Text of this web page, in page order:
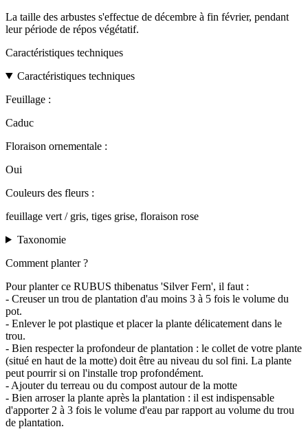
La taille des arbustes s'effectue de décembre à fin février, pendant
leur période de répos végétatif.
Caractéristiques techniques
Caractéristiques techniques
Feuillage :
Caduc
Floraison ornementale :
Oui
Couleurs des fleurs :
feuillage vert / gris, tiges grise, floraison rose
Taxonomie
Comment planter ?
Pour planter ce RUBUS thibenatus 'Silver Fern', il faut :
- Creuser un trou de plantation d'au moins 3 à 5 fois le volume du
pot.
- Enlever le pot plastique et placer la plante délicatement dans le
trou.
- Bien respecter la profondeur de plantation : le collet de votre plante
(situé en haut de la motte) doit être au niveau du sol fini. La plante
peut pourrir si on l'installe trop profondément.
- Ajouter du terreau ou du compost autour de la motte
- Bien arroser la plante après la plantation : il est indispensable
d'apporter 2 à 3 fois le volume d'eau par rapport au volume du trou
de plantation.